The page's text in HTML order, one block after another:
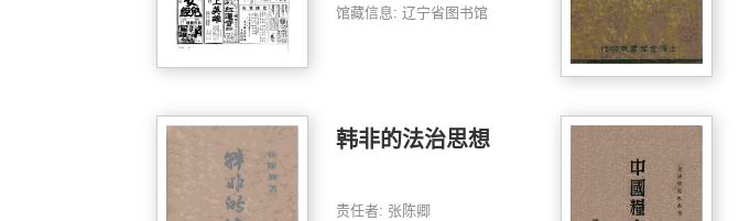
馆藏信息: 辽宁省图书馆
韩非的法治思想
责任者: 张陈卿